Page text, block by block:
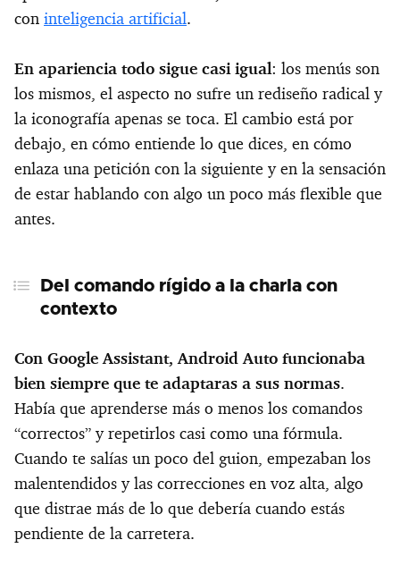
con inteligencia artificial.
En apariencia todo sigue casi igual: los menús son
los mismos, el aspecto no sufre un rediseño radical y
la iconografía apenas se toca. El cambio está por
debajo, en cómo entiende lo que dices, en cómo
enlaza una petición con la siguiente y en la sensación
de estar hablando con algo un poco más flexible que
antes.
Del comando rígido a la charla con
contexto
Con Google Assistant, Android Auto funcionaba
bien siempre que te adaptaras a sus normas.
Había que aprenderse más o menos los comandos
“correctos” y repetirlos casi como una fórmula.
Cuando te salías un poco del guion, empezaban los
malentendidos y las correcciones en voz alta, algo
que distrae más de lo que debería cuando estás
pendiente de la carretera.